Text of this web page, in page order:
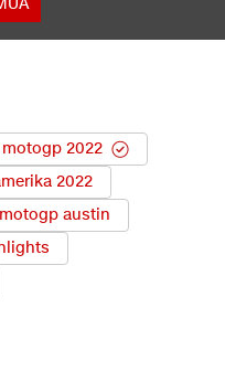
motogp 2022
2022
motogp austin